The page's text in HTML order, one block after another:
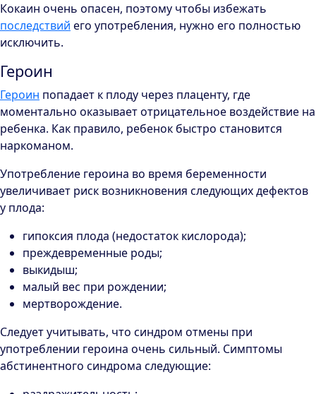
Кокаин очень опасен, поэтому чтобы избежать
последствий его употребления, нужно его полностью
исключить.
Героин
Героин попадает к плоду через плаценту, где
моментально оказывает отрицательное воздействие на
ребенка. Как правило, ребенок быстро становится
наркоманом.
Употребление героина во время беременности
увеличивает риск возникновения следующих дефектов
у плода:
гипоксия плода (недостаток кислорода);
преждевременные роды;
выкидыш;
малый вес при рождении;
мертворождение.
Следует учитывать, что синдром отмены при
употреблении героина очень сильный. Симптомы
абстинентного синдрома следующие: